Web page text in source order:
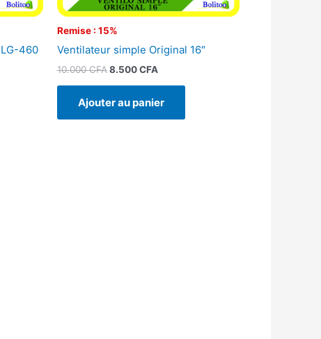
460
Remise : 15%
Ventilateur simple Original 16″
10.000CFA 8.500CFA
Ajouter au panier